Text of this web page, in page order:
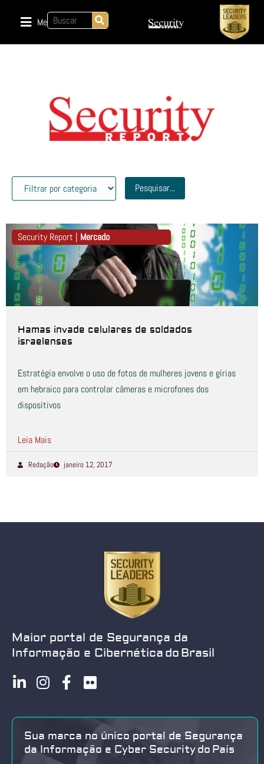
Menu
Pesquisar...
Security Report | Mercado
Hamas invade celulares de soldados
israelenses
Estratégia envolve o uso de fotos de mulheres jovens e gírias
em hebraico para controlar câmeras e microfones dos
dispositivos
Leia Mais
Redação janeiro 12, 2017
Maior portal de Segurança da
Informação e Cibernética do Brasil
Sua marca no único portal de Segurança
da Informação e Cyber Security do País